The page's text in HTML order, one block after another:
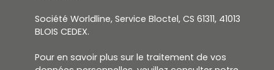
Société Worldline, Service Bloctel, CS 61311, 41013
BLOIS CEDEX.
Pour en savoir plus sur le traitement de vos